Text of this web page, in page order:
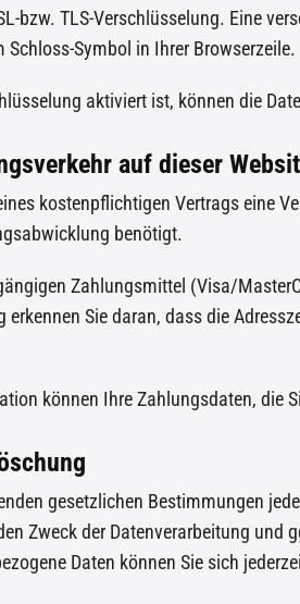
bzw. TLS-Verschlüsselung. Eine
Symbol in Ihrer Browserzeile.
aktiviert ist, können die
auf dieser
kostenpflichtigen Vertrags eine
benötigt.
Zahlungsmittel (Visa/
erkennen Sie daran, dass die
können Ihre Zahlungsdaten, die
gesetzlichen Bestimmungen
Zweck der Datenverarbeitung und
Daten können Sie sich